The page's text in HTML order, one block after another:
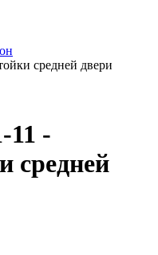
средней двери
11 -
средней